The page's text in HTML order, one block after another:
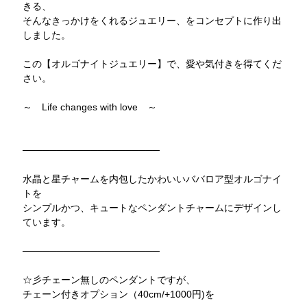
きる、
そんなきっかけをくれるジュエリー、をコンセプトに作り出
しました。
この【オルゴナイトジュエリー】で、愛や気付きを得てくだ
さい。
～ Life changes with love ～
────────────────────
水晶と星チャームを内包したかわいいババロア型オルゴナイ
トを
シンプルかつ、キュートなペンダントチャームにデザインし
ています。
────────────────────
☆彡チェーン無しのペンダントですが、
チェーン付きオプション（40cm/+1000円)を